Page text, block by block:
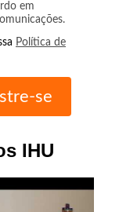
em
Política de
IHU